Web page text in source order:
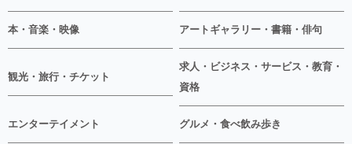
本・音楽・映像 アートギャラリー・書籍・俳句
観光・旅行・チケット
求人・ビジネス・サービス・教育・
資格
エンターテイメント グルメ・食べ飲み歩き